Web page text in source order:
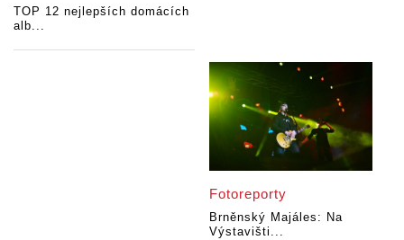
TOP 12 nejlepších domácích
alb...
Fotoreporty
Brněnský Majáles: Na
Výstavišti...